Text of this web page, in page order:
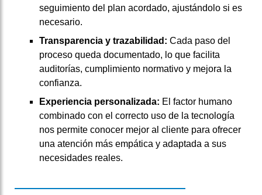
seguimiento del plan acordado, ajustándolo si es
necesario.
Transparencia y trazabilidad: Cada paso del
proceso queda documentado, lo que facilita
auditorías, cumplimiento normativo y mejora la
confianza.
Experiencia personalizada: El factor humano
combinado con el correcto uso de la tecnología
nos permite conocer mejor al cliente para ofrecer
una atención más empática y adaptada a sus
necesidades reales.